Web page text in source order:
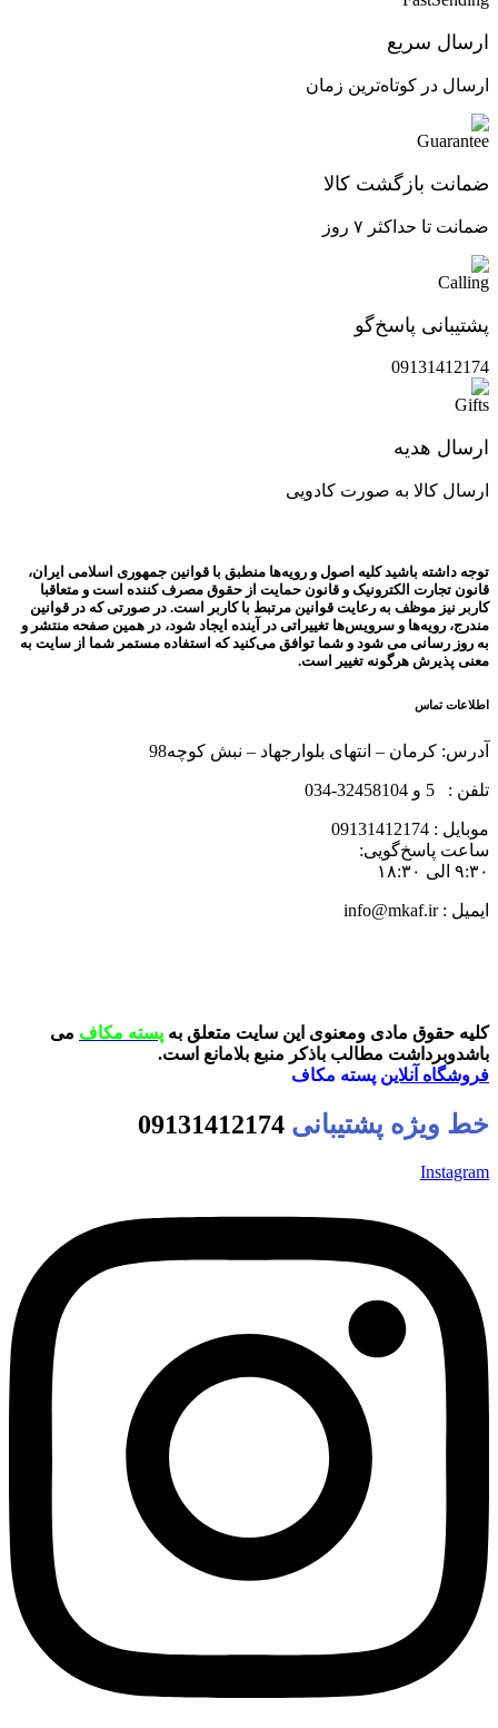
ارسال سریع
ارسال در کوتاه‌ترین زمان
ضمانت بازگشت کالا
ضمانت تا حداکثر ۷ روز
پشتیبانی پاسخ‌گو
09131412174
ارسال هدیه
ارسال کالا به صورت کادویی
توجه داشته باشید کلیه اصول و رویه‏‌ها منطبق با قوانین جمهوری اسلامی ایران،
قانون تجارت الکترونیک و قانون حمایت از حقوق مصرف کننده است و متعاقبا
کاربر نیز موظف به رعایت قوانین مرتبط با کاربر است. در صورتی که در قوانین
مندرج، رویه‏‌ها و سرویس‏‌ها تغییراتی در آینده ایجاد شود، در همین صفحه منتشر و
به روز رسانی می شود و شما توافق می‏‌کنید که استفاده مستمر شما از سایت به
معنی پذیرش هرگونه تغییر است.
اطلاعات تماس
آدرس: کرمان – انتهای بلوارجهاد – نبش کوچه98
تلفن : 5 و 32458104-034
موبایل : 09131412174
ساعت پاسخ‌گویی:
۹:۳۰ الی ۱۸:۳۰
ایمیل : info@mkaf.ir
کلیه حقوق مادی ومعنوی این سایت متعلق به پسته مکاف می
باشدوبرداشت مطالب باذکر منبع بلامانع است.
فروشگاه آنلاین پسته مکاف
خط ویژه پشتیبانی 09131412174
Instagram